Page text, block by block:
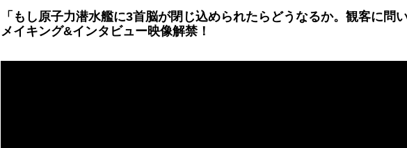
「もし原子力潜水艦に3首脳が閉じ込められたらどうなるか。観客に問い
メイキング&インタビュー映像解禁！